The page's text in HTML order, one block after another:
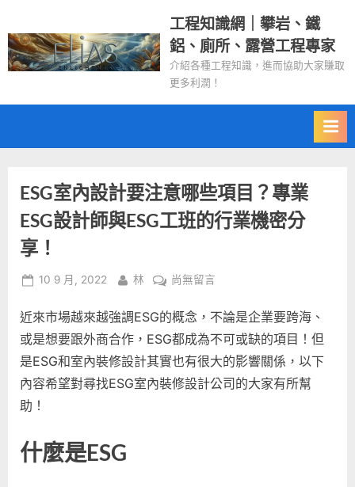
to
content
工程知識網｜攀岩、鐵
鋁、廁所、露營工程專家
介紹各種工程知識，進而協助大家賺取
更多利潤！
ESG室內設計要注意哪些項目？專業
ESG設計師與ESG工班的行業機密分
享！
Posted
10 9 月, 2022 By
林
在
室
內
設
計
要
尚無留言
近來市場越來越強調ESG的概念，不論是企業要跨海、
或是想要跟外商合作，ESG都成為不可或缺的項目！但
是ESG和室內裝修設計其實也有很大的影響關係，以下
內容希望對尋找ESG室內裝修設計公司的大家有所幫
助！
什麼是ESG